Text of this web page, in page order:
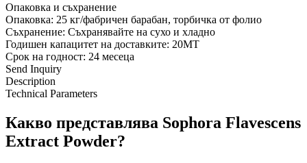
Опаковка и съхранение
Опаковка: 25 кг/фабричен барабан, торбичка от фолио
Съхранение: Съхранявайте на сухо и хладно
Годишен капацитет на доставките: 20MT
Срок на годност: 24 месеца
Send Inquiry
Description
Technical Parameters
Какво представлява Sophora Flavescens
Extract Powder?